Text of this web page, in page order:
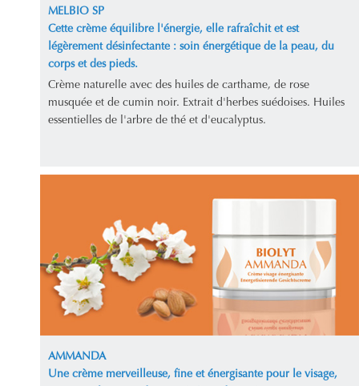
MELBIO SP
Cette crème équilibre l'énergie, elle rafraîchit et est
légèrement désinfectante : soin énergétique de la peau, du
corps et des pieds.
Crème naturelle avec des huiles de carthame, de rose
musquée et de cumin noir. Extrait d'herbes suédoises. Huiles
essentielles de l'arbre de thé et d'eucalyptus.
AMMANDA
Une crème merveilleuse, fine et énergisante pour le visage,